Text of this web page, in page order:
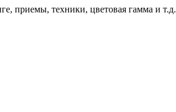
приемы, техники, цветовая гамма и т.д.